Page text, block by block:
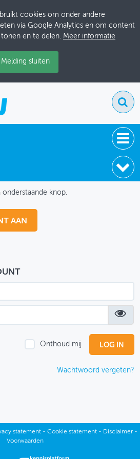
cookies om onder andere
via Google Analytics en om content
en te delen. Meer informatie
Melding sluiten
onderstaande knop.
AAN
Onthoud mij
Wachtwoord vergeten?
statement- Cookie statement- Disclaimer-
Voorwaarden